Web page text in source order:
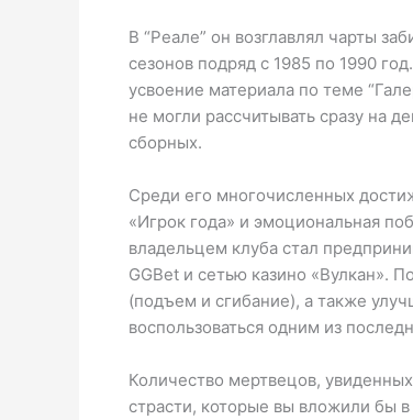
В “Реале” он возглавлял чарты
сезонов подряд с 1985 по 1990
усвоение материала по теме
не могли рассчитывать сразу на
сборных.
Среди его многочисленных
«Игрок года» и эмоциональная
владельцем клуба стал
GGBet и сетью казино «Вулкан».
(подъем и сгибание), а также
воспользоваться одним из
Количество мертвецов,
страсти, которые вы вложили бы